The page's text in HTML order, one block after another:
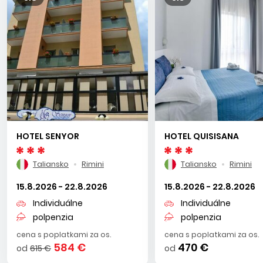
(Lamborghini a Ferrari, okruh F1 v Imola).Kto ocení lacné
nákupy, určite si nenechá ujsť výlet do San Marína –
nezávislej republiky s bohatou históriou ale aj bezcolnou
zónou – či do niektorých z vyhlásených outletov.
HOTEL SENYOR
Taliansko Rimini
15.8.2026 - 22.8.2026
Individuálne
polpenzia
cena s poplatkami za os.
od 615 € 584 €
HOTEL QUISISANA
Taliansko Rimini
15.8.2026 - 22.8.2026
Individuálne
polpenzia
cena s poplatkami za os.
od 470 €